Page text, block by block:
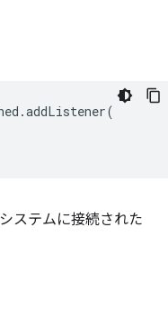
.addListener(
ステムに接続された